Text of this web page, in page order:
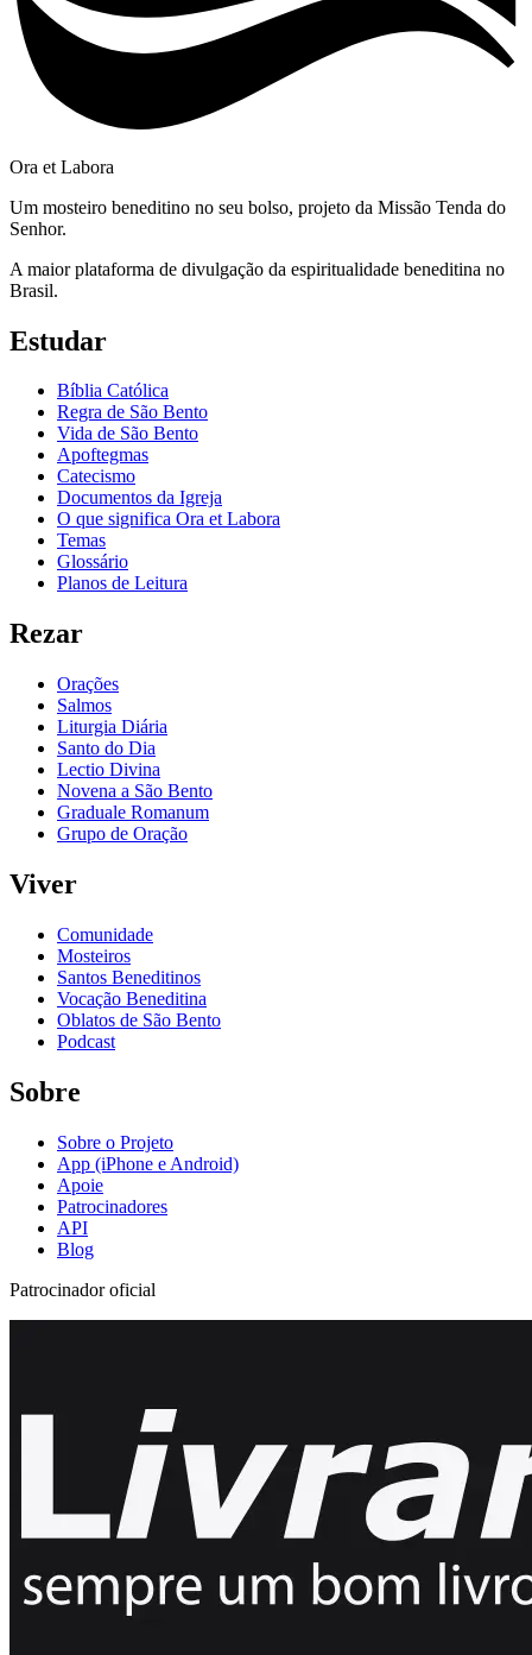
Ora et Labora
Um mosteiro beneditino no seu bolso, projeto da Missão Tenda do
Senhor.
A maior plataforma de divulgação da espiritualidade beneditina no
Brasil.
Estudar
Bíblia Católica
Regra de São Bento
Vida de São Bento
Apoftegmas
Catecismo
Documentos da Igreja
O que significa Ora et Labora
Temas
Glossário
Planos de Leitura
Rezar
Orações
Salmos
Liturgia Diária
Santo do Dia
Lectio Divina
Novena a São Bento
Graduale Romanum
Grupo de Oração
Viver
Comunidade
Mosteiros
Santos Beneditinos
Vocação Beneditina
Oblatos de São Bento
Podcast
Sobre
Sobre o Projeto
App (iPhone e Android)
Apoie
Patrocinadores
API
Blog
Patrocinador oficial